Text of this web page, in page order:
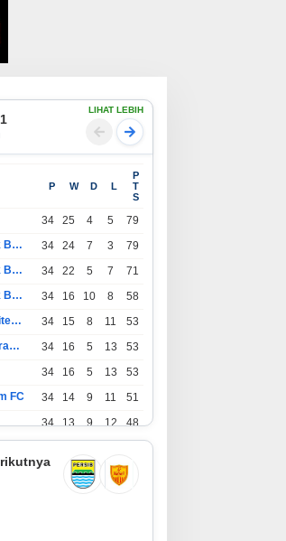
Fazzio Sunset Blue Hybrid x
Alkateri, Motor Limited Edition
Buat Nyempurnain Look Retro-
Future Lo
LIHAT LEBIH
P W D L
P
T
S
34 25 4 5
79
Persatuan Sepak Bola Indonesia Bandung 34 24 7 3
79
Persatuan Sepak Bola Indonesia Jakarta 34 22 5 7
71
Persatuan Sepak Bola Surabaya 34 16 10 8
58
Maluku Utara United FC 34 15 8 11
53
Bhayangkara Surabaya United 34 16 5 13
53
34 16 5 13
53
FC 34 14 9 11
51
34 13 9 12
48
11 12 11